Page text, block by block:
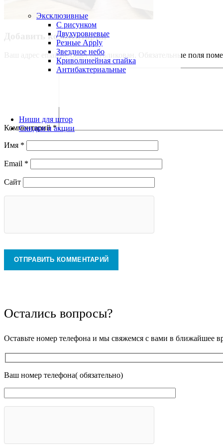
Эксклюзивные
С рисунком
Двухуровневые
Резные Apply
Звездное небо
Криволинейная спайка
Антибактериальные
Ниши для штор
Скидки и акции
Добавить комментарий
Ваш адрес email не будет опубликован. Обязательные поля
Комментарий *
Имя *
Email *
Сайт
Остались вопросы?
Оставьте номер телефона и мы свяжемся с вами в ближайшее
Ваш номер телефона( обязательно)